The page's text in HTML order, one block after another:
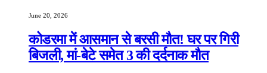
June 20, 2026
कोडरमा में आसमान से बरसी मौत! घर पर गिरी
बिजली, मां-बेटे समेत 3 की दर्दनाक मौत